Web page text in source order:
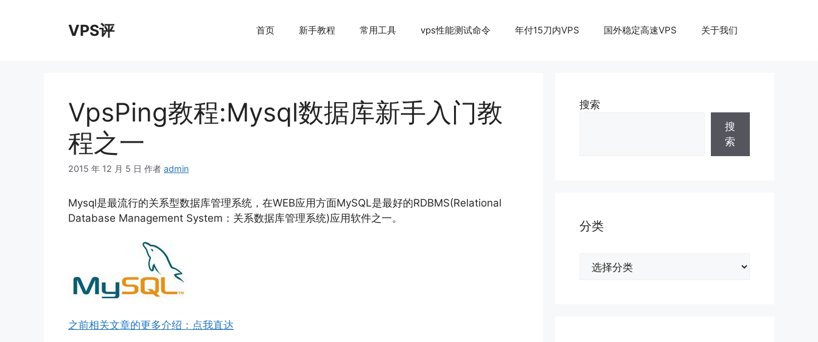
VPS评 首页 新手教程 常用工具 vps性能测试命令 年付15刀内VPS 国外稳定高速VPS 关于我们
VpsPing教程:Mysql数据库新手入门教
程之一
2015 年 12 月 5 日 作者 admin
Mysql是最流行的关系型数据库管理系统，在WEB应用方面MySQL是最好的RDBMS(Relational
Database Management System：关系数据库管理系统)应用软件之一。
之前相关文章的更多介绍：点我直达
搜索
搜
索
分类